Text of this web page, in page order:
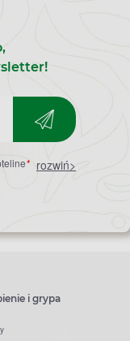
* rozwiń>
i grypa